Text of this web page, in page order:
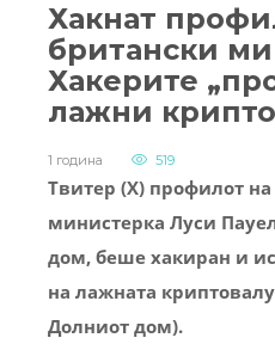
Хакнат
британски
Хакерите
лажни
1 година 519
Твитер (X) профилот на
министерка Луси
дом, беше хакиран и
на лажната
Долниот дом).